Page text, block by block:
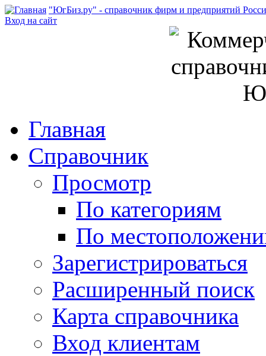
"ЮгБиз.ру" - справочник фирм и предприятий
Вход на сайт
Главная
Справочник
Просмотр
По категориям
По
Зарегистрироваться
Расширенный поиск
Карта справочника
Вход клиентам